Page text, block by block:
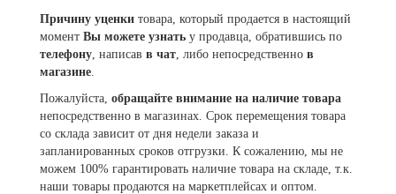
Причину уценки товара, который продается в настоящий
момент Вы можете узнать у продавца, обратившись по
телефону, написав в чат, либо непосредственно в
магазине.
Пожалуйста, обращайте внимание на наличие товара
непосредственно в магазинах. Срок перемещения товара
со склада зависит от дня недели заказа и
запланированных сроков отгрузки. К сожалению, мы не
можем 100% гарантировать наличие товара на складе, т.к.
наши товары продаются на маркетплейсах и оптом.